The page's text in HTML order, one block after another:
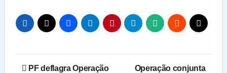
Navegação
PF deflagra Operação
Operação conjunta